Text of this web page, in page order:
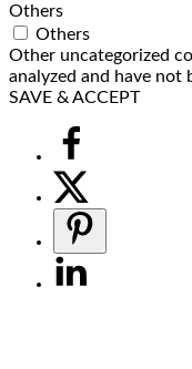
Others
Others
Other uncategorized
analyzed and have not
SAVE & ACCEPT